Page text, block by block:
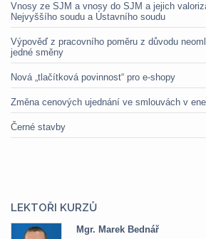
Vnosy ze SJM a vnosy do SJM a jejich
Nejvyššího soudu a Ústavního soudu
Výpověď z pracovního poměru z důvodu
jedné směny
Nová „tlačítková povinnost“ pro e-shopy
Změna cenových ujednání ve smlouvách v
Černé stavby
LEKTOŘI KURZŮ
Mgr. Marek Bednář